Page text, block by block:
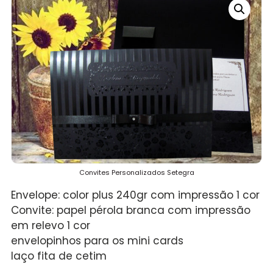
Convites Personalizados Setegra
Envelope: color plus 240gr com impressão 1 cor
Convite: papel pérola branca com impressão
em relevo 1 cor
envelopinhos para os mini cards
laço fita de cetim